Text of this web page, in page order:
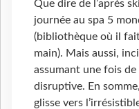
Que dire de l’après
journée au spa 5
(bibliothèque où il
main). Mais aussi,
assumant une fois
disruptive. En
glisse vers